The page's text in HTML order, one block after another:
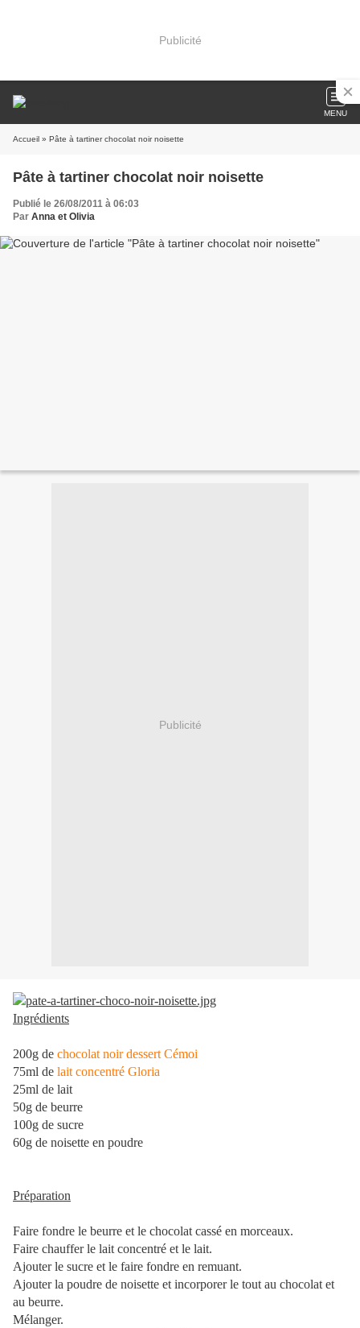
Publicité
MENU
Accueil » Pâte à tartiner chocolat noir noisette
Pâte à tartiner chocolat noir noisette
Publié le 26/08/2011 à 06:03
Par Anna et Olivia
Publicité
Ingrédients
200g de chocolat noir dessert Cémoi
75ml de lait concentré Gloria
25ml de lait
50g de beurre
100g de sucre
60g de noisette en poudre
Préparation
Faire fondre le beurre et le chocolat cassé en morceaux.
Faire chauffer le lait concentré et le lait.
Ajouter le sucre et le faire fondre en remuant.
Ajouter la poudre de noisette et incorporer le tout au chocolat et
au beurre.
Mélanger.